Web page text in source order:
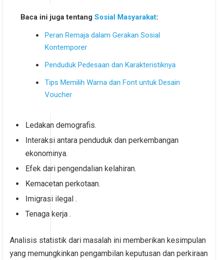
Baca ini juga tentangSosial Masyarakat:
Peran Remaja dalam Gerakan Sosial
Kontemporer
Penduduk Pedesaan dan Karakteristiknya
Tips Memilih Warna dan Font untuk Desain
Voucher
Ledakan demografis.
Interaksi antara penduduk dan perkembangan
ekonominya.
Efek dari pengendalian kelahiran.
Kemacetan perkotaan.
Imigrasi ilegal .
Tenaga kerja .
Analisis statistik dari masalah ini memberikan kesimpulan
yang memungkinkan pengambilan keputusan dan perkiraan